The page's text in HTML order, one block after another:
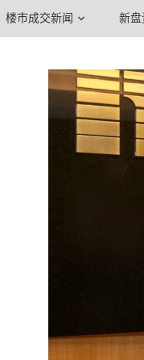
楼市成交新闻 新盘